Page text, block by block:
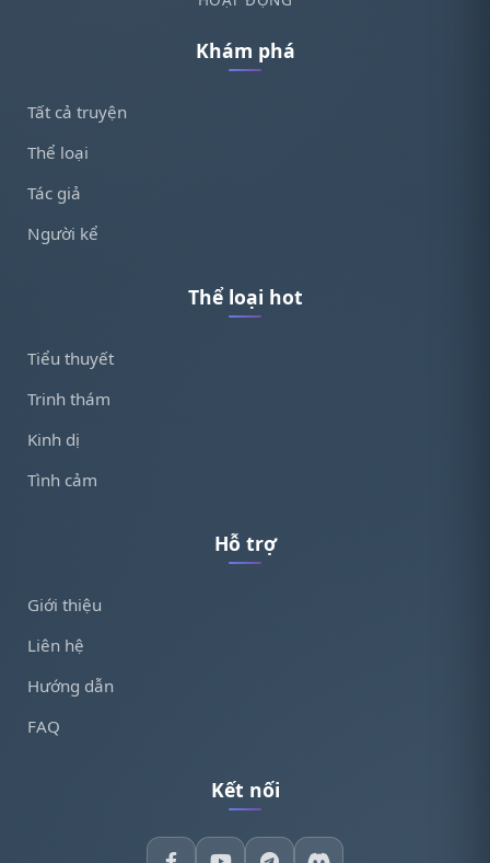
Khám phá
Tất cả truyện
Thể loại
Tác giả
Người kể
Thể loại hot
Tiểu thuyết
Trinh thám
Kinh dị
Tình cảm
Hỗ trợ
Giới thiệu
Liên hệ
Hướng dẫn
FAQ
Kết nối